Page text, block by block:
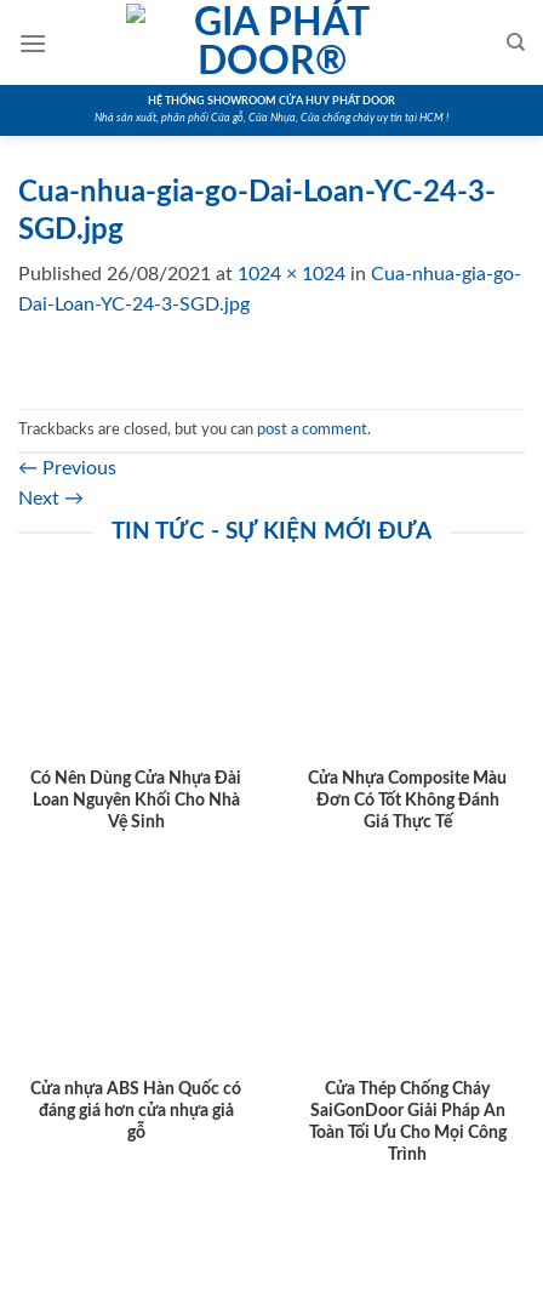
HỆ THỐNG SHOWROOM CỬA HUY PHÁT DOOR
Nhà sản xuất, phân phối Cửa gỗ, Cửa Nhựa, Cửa chống cháy uy tín tại HCM !
Cua-nhua-gia-go-Dai-Loan-YC-24-3-
SGD.jpg
Published 26/08/2021 at 1024 × 1024 in Cua-nhua-gia-go-
Dai-Loan-YC-24-3-SGD.jpg
Trackbacks are closed, but you can post a comment.
← Previous
Next →
TIN TỨC - SỰ KIỆN MỚI ĐƯA
Có Nên Dùng Cửa Nhựa Đài
Loan Nguyên Khối Cho Nhà
Vệ Sinh
Cửa Nhựa Composite Màu
Đơn Có Tốt Không Đánh
Giá Thực Tế
Cửa nhựa ABS Hàn Quốc có
đáng giá hơn cửa nhựa giả
gỗ
Cửa Thép Chống Cháy
SaiGonDoor Giải Pháp An
Toàn Tối Ưu Cho Mọi Công
Trình